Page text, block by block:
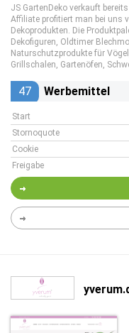
JS GartenDeko verkauft
Affiliate profitiert man bei uns
Dekoprodukten. Die
Dekofiguren, Oldtimer
Naturschutzprodukte für
Grillschalen, Gartenöfen,
47 Werbemittel
Start
Stornoquote
Cookie
Freigabe